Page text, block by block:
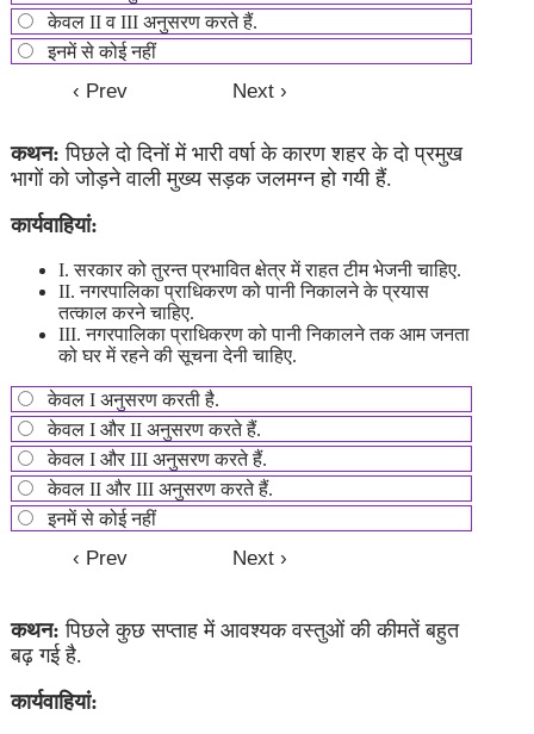
केवल II व III अनुसरण करते हैं.
इनमें से कोई नहीं
कथन: पिछले दो दिनों में भारी वर्षा के कारण शहर के दो प्रमुख
भागों को जोड़ने वाली मुख्य सड़क जलमग्न हो गयी हैं.
कार्यवाहियां:
I. सरकार को तुरन्त प्रभावित क्षेत्र में राहत टीम भेजनी चाहिए.
II. नगरपालिका प्राधिकरण को पानी निकालने के प्रयास
तत्काल करने चाहिए.
III. नगरपालिका प्राधिकरण को पानी निकालने तक आम जनता
को घर में रहने की सूचना देनी चाहिए.
केवल I अनुसरण करती है.
केवल I और II अनुसरण करते हैं.
केवल I और III अनुसरण करते हैं.
केवल II और III अनुसरण करते हैं.
इनमें से कोई नहीं
कथन: पिछले कुछ सप्ताह में आवश्यक वस्तुओं की कीमतें बहुत
बढ़ गई है.
कार्यवाहियां: